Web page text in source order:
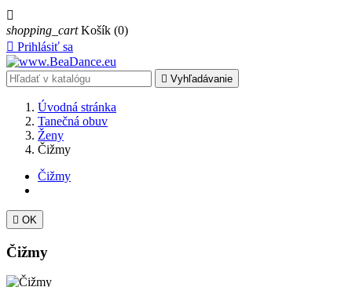

shopping_cart Košík (0)
 Prihlásiť sa
 Vyhľadávanie
Úvodná stránka
Tanečná obuv
Ženy
Čižmy
Čižmy
 OK
Čižmy